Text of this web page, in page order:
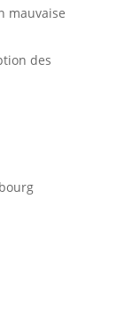
mauvaise
des